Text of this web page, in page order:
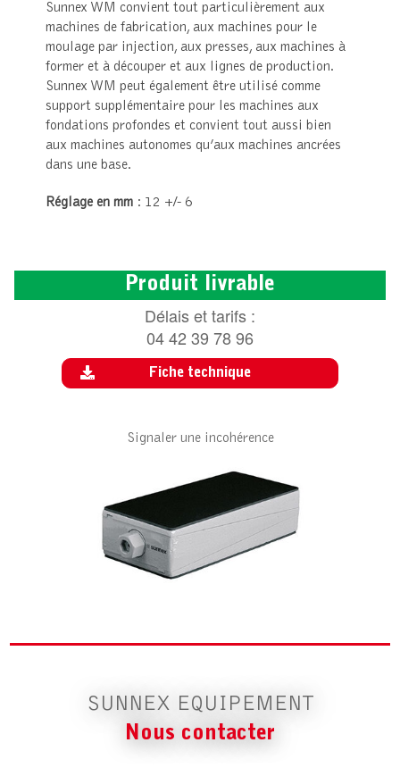
Sunnex WM convient tout particulièrement aux
machines de fabrication, aux machines pour le
moulage par injection, aux presses, aux machines à
former et à découper et aux lignes de production.
Sunnex WM peut également être utilisé comme
support supplémentaire pour les machines aux
fondations profondes et convient tout aussi bien
aux machines autonomes qu’aux machines ancrées
dans une base.
Réglage en mm : 12 +/- 6
Produit livrable
Délais et tarifs :
04 42 39 78 96
Fiche technique
Signaler une incohérence
SUNNEX EQUIPEMENT
Nous contacter